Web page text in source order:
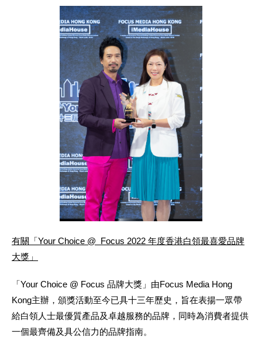
有關「Your Choice @ Focus 2022 年度香港白領最喜愛品牌
大獎」
「Your Choice @ Focus 品牌大獎」由Focus Media Hong
Kong主辦，頒獎活動至今已具十三年歷史，旨在表揚一眾帶
給白領人士最優質產品及卓越服務的品牌，同時為消費者提供
一個最齊備及具公信力的品牌指南。